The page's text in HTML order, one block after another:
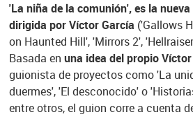
'La niña de la comunión', es la
dirigida por Víctor García ('Gallows
on Haunted Hill', 'Mirrors 2',
Basada en una idea del propio
guionista de proyectos como 'La
duermes', 'El desconocido' o
entre otros, el guion corre a cuenta